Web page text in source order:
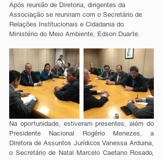
Após reunião de Diretoria, dirigentes da
Associação se reuniram com o Secretário de
Relações Institucionais e Cidadania do
Ministério do Meio Ambiente, Edson Duarte.
Na oportunidade, estiveram presentes, além do
Presidente Nacional Rogério Menezes, a
Diretora de Assuntos Jurídicos Vanessa Arduina,
o Secretário de Natal Marcelo Caetano Rosado,